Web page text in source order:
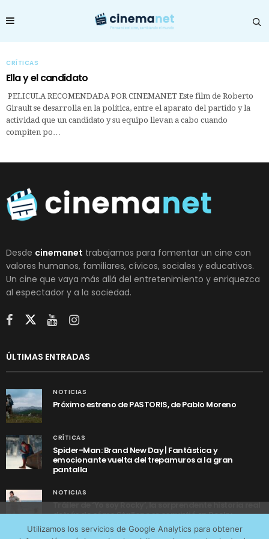
CRÍTICAS
Ella y el candidato
PELICULA RECOMENDADA POR CINEMANET Este film de Roberto
Girault se desarrolla en la política, entre el aparato del partido y la
actividad que un candidato y su equipo llevan a cabo cuando
compiten po…
Desde cinemanet trabajamos para fomentar un cine con
valores humanos, familiares, cívicos, sociales y educativos.
Un cine que vaya más allá del entretenimiento y enriquezca
al espectador y a la sociedad.
ÚLTIMAS ENTRADAS
NOTICIAS
Próximo estreno de PASTORIS, de Pablo Moreno
CRÍTICAS
Spider-Man: Brand New Day | Fantástica y
emocionante vuelta del trepamuros a la gran
pantalla
NOTICIAS
Tráiler de ‘Yo soy Rocky’, la sorprendente historia real
detrás de cómo Stallone se convirtió en Rocky
Utilizamos los servicios de Google Analytics para obtener
tráfico web que recibimos y conocer los servicios que